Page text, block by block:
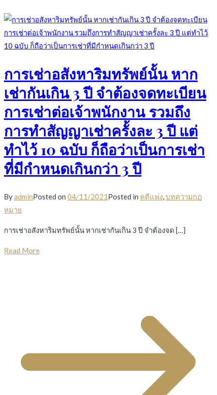
การเช่าอสังหาริมทรัพย์นั้น หาก
เช่ากันเกิน 3 ปี จำต้องจดทะเบียน
การเช่าต่อเจ้าพนักงาน รวมถึง
การทำสัญญาเช่าครั้งละ 3 ปี แต่
ทำไว้ 10 ฉบับ ก็ถือว่าเป็นการเช่า
ที่มีกำหนดเกินกว่า 3 ปี
ByadminPosted on 04/11/2021 Posted in คดีแพ่ง บทความกฏ
หมาย
การเช่าอสังหาริมทรัพย์นั้น หากเช่ากันเกิน 3 ปี จำต้องจด […]
Read More